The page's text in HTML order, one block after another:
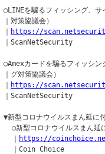
○LINEを騙るフィッシング、サ
｜対策協議会）
https://
｜ScanNetSecurity
○Amexカードを騙るフィッシン
｜グ対策協議会）
https://
｜ScanNetSecurity
▼新型コロナウイルスまん延に
○新型コロナウイルスまん延
https://
｜Coin Choice